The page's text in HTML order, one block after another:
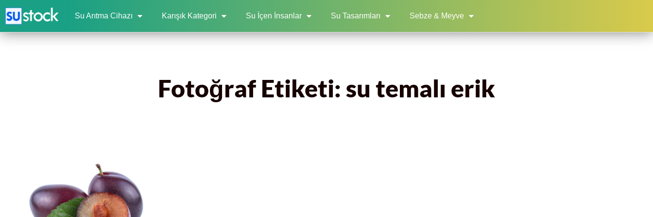
Su Arıtma Cihazı Karışık Kategori Su İçen İnsanlar Su Tasarımları Sebze & Meyve
Fotoğraf Etiketi: su temalı erik